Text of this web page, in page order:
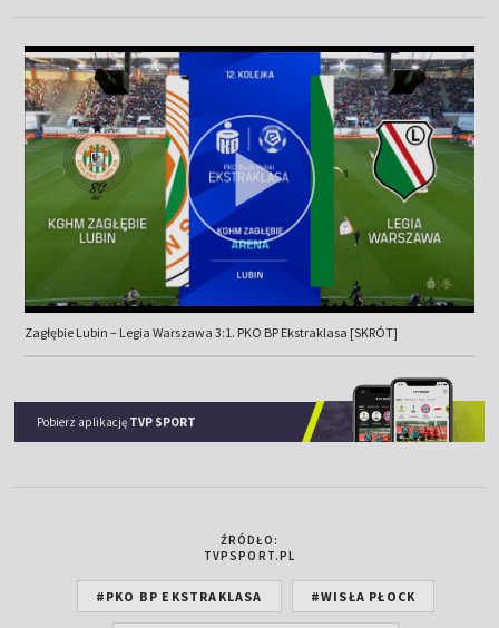
Zagłębie Lubin – Legia Warszawa 3:1. PKO BP Ekstraklasa [SKRÓT]
Pobierz aplikację TVP SPORT
ŹRÓDŁO:
TVPSPORT.PL
#PKO BP EKSTRAKLASA #WISŁA PŁOCK